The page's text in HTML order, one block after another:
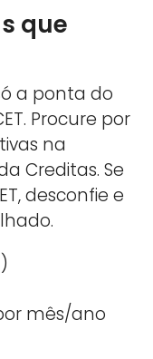
que
a ponta do
Procure por
na
Creditas. Se
desconfie e
mês/ano